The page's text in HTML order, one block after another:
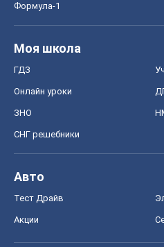
Формула-1
Моя школа
ГДЗ
Онлайн уроки
ЗНО
СНГ решебники
Авто
Тест Драйв
Акции